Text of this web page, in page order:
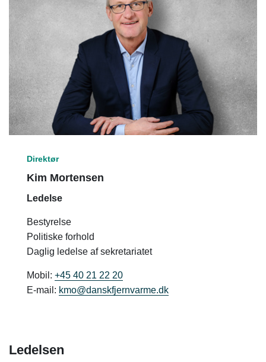
Direktør
Kim Mortensen
Ledelse
Bestyrelse
Politiske forhold
Daglig ledelse af sekretariatet
Mobil: +45 40 21 22 20
E-mail: kmo@danskfjernvarme.dk
Ledelsen